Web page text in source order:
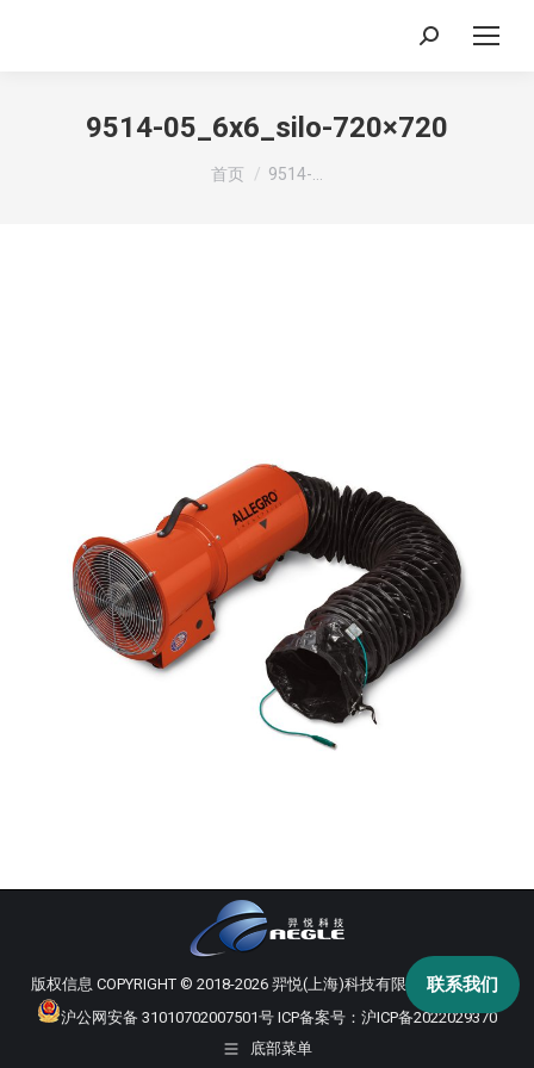
搜
9514-05_6x6_silo-720×720
你在这里：
首页 9514-…
版权信息 COPYRIGHT © 2018-2026 羿悦(上海)科技有限公司 版权所有
沪公网安备 31010702007501号 ICP备案号： 沪ICP备2022029370
底部菜单
联系我们